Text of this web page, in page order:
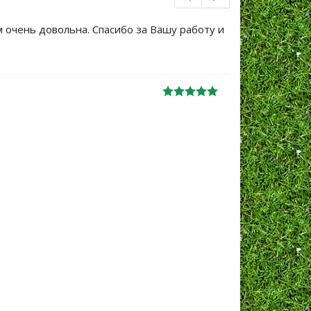
очень довольна. Спасибо за Вашу работу и
Большое
уже не
Жанна
06.10.2024